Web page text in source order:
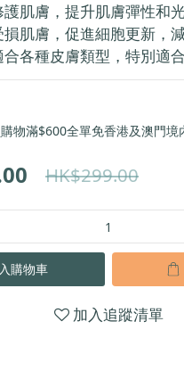
肌膚，提升肌膚彈性和
肌膚，促進細胞更新，
各種皮膚類型，特別適
物滿$600全單免香港及澳門境
HK$299.00
購物車
加入追蹤清單